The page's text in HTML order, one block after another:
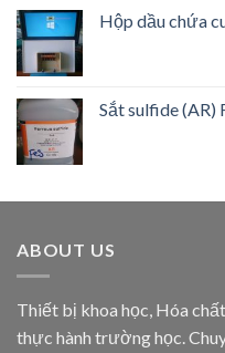
Hộp dầu chứa
Sắt sulfide (AR)
ABOUT US
Thiết bị khoa học, Hóa
thực hành trường học.